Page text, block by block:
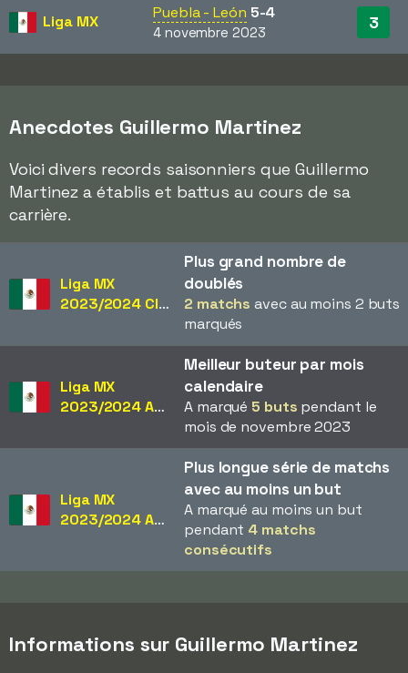
Liga MX Puebla - León 5-4
4 novembre 2023 3
Anecdotes Guillermo Martinez
Voici divers records saisonniers que Guillermo
Martinez a établis et battus au cours de sa
carrière.
Liga MX
2023/2024 Clausura
Plus grand nombre de
doublés
2 matchs avec au moins 2 buts
marqués
Liga MX
2023/2024 Apertura
Meilleur buteur par mois
calendaire
A marqué 5 buts pendant le
mois de novembre 2023
Liga MX
2023/2024 Apertura
Plus longue série de matchs
avec au moins un but
A marqué au moins un but
pendant 4 matchs
consécutifs
Informations sur Guillermo Martinez